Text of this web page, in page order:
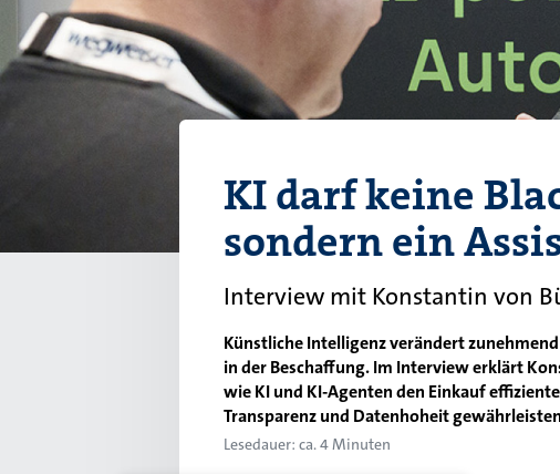
KI darf keine
sondern ein
Interview mit Konstantin von
Künstliche Intelligenz verändert
in der Beschaffung. Im Interview erklärt
wie KI und KI-Agenten den Einkauf
Transparenz und Datenhoheit
Lesedauer: ca. 4 Minuten